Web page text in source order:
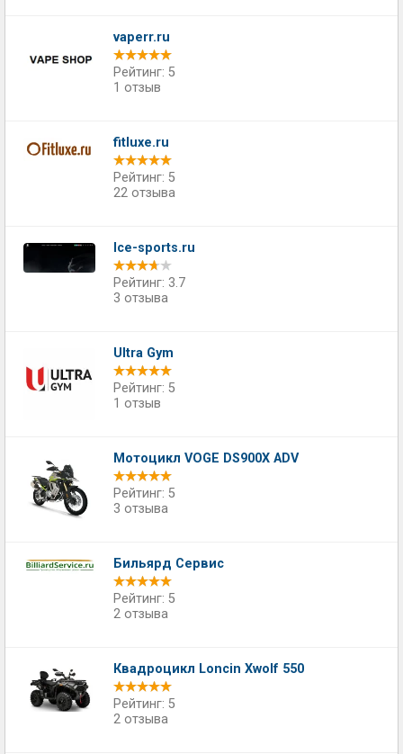
vaperr.ru
Рейтинг: 5
1 отзыв
fitluxe.ru
Рейтинг: 5
22 отзыва
Ice-sports.ru
Рейтинг: 3.7
3 отзыва
Ultra Gym
Рейтинг: 5
1 отзыв
Мотоцикл VOGE DS900X ADV
Рейтинг: 5
3 отзыва
Бильярд Сервис
Рейтинг: 5
2 отзыва
Квадроцикл Loncin Xwolf 550
Рейтинг: 5
2 отзыва